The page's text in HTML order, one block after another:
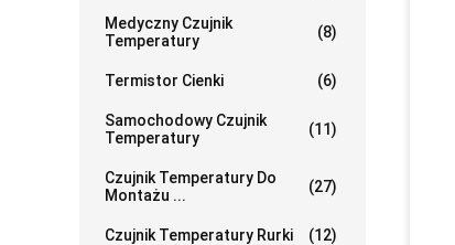
Medyczny Czujnik
Temperatury
(8)
Termistor Cienki (6)
Samochodowy Czujnik
Temperatury
(11)
Czujnik Temperatury Do
Montażu ...
(27)
Czujnik Temperatury Rurki (12)